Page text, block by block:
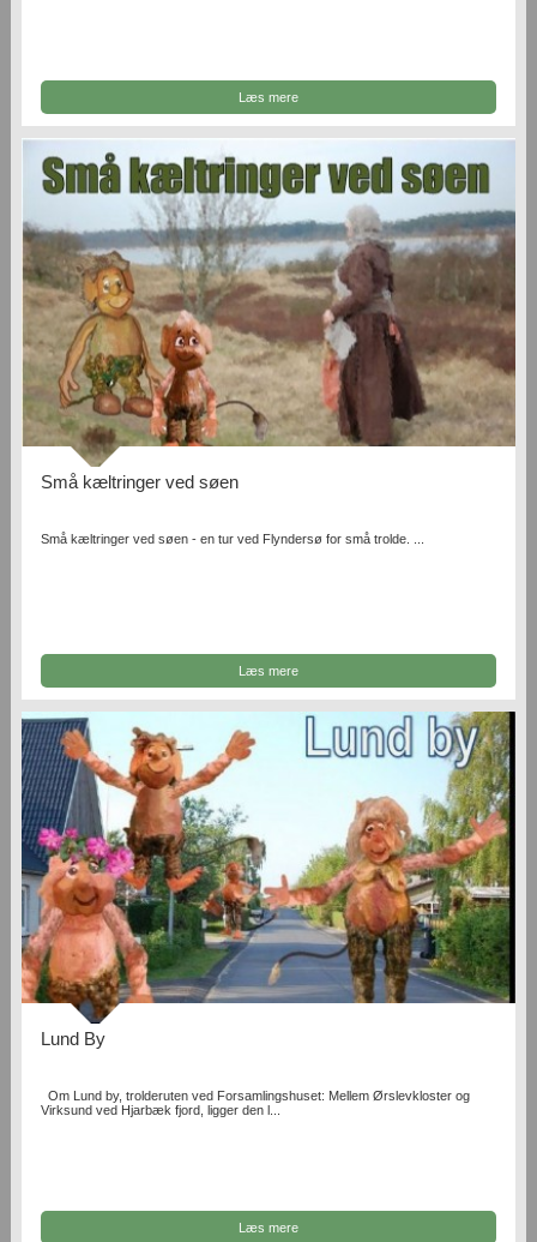
Læs mere
Små kæltringer ved søen
Små kæltringer ved søen - en tur ved Flyndersø for små trolde. ...
Læs mere
Lund By
Om Lund by, trolderuten ved Forsamlingshuset: Mellem Ørslevkloster og
Virksund ved Hjarbæk fjord, ligger den l...
Læs mere